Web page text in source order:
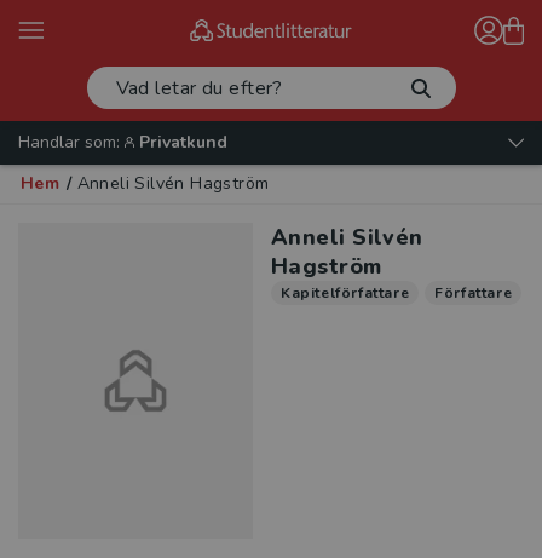
Handlar som:
Privatkund
Hem / Anneli Silvén Hagström
Anneli Silvén
Hagström
Kapitelförfattare Författare